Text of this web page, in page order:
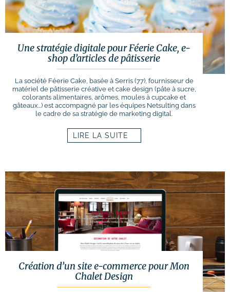
Une stratégie digitale pour Féerie Cake, e-
shop d’articles de pâtisserie
La société Féerie Cake, basée à Serris (77), fournisseur de
matériel de pâtisserie créative et cake design (pâte à sucre,
colorants alimentaires, arômes, moules à cupcake et
gâteaux…) est accompagné par les équipes Netsulting dans
le cadre de sa stratégie de marketing digital.
LIRE LA SUITE
Création d’un site e-commerce pour Mon
Chalet Design